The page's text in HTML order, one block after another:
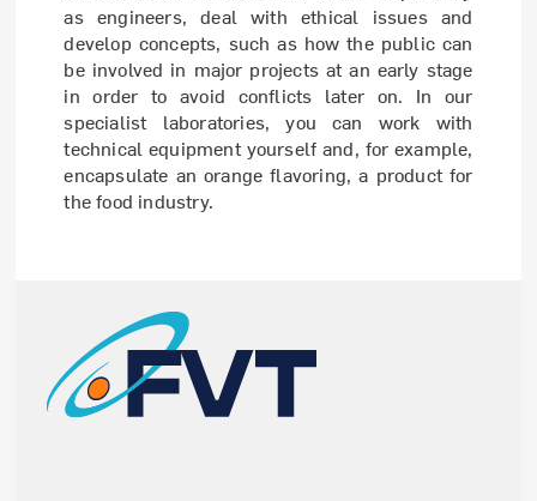
as engineers, deal with ethical issues and
develop concepts, such as how the public can
be involved in major projects at an early stage
in order to avoid conflicts later on. In our
specialist laboratories, you can work with
technical equipment yourself and, for example,
encapsulate an orange flavoring, a product for
the food industry.